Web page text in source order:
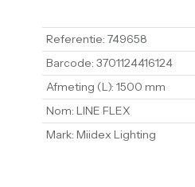
Referentie: 749658
Barcode: 3701124416124
Afmeting (L): 1500 mm
Nom: LINE FLEX
Mark: Miidex Lighting